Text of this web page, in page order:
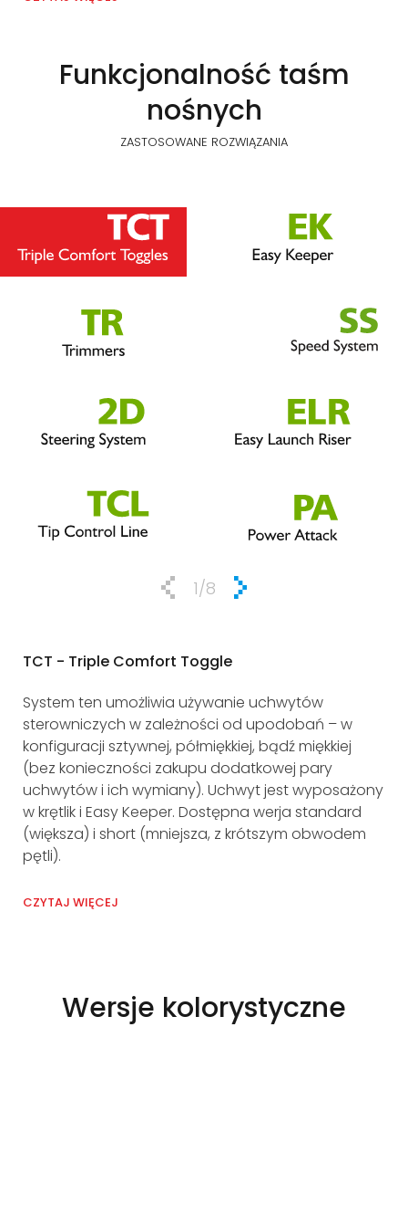
Funkcjonalność taśm
nośnych
ZASTOSOWANE ROZWIĄZANIA
1/8
TCT - Triple Comfort Toggle
System ten umożliwia używanie uchwytów
sterowniczych w zależności od upodobań – w
konfiguracji sztywnej, półmiękkiej, bądź miękkiej
(bez konieczności zakupu dodatkowej pary
uchwytów i ich wymiany). Uchwyt jest wyposażony
w krętlik i Easy Keeper. Dostępna werja standard
(większa) i short (mniejsza, z krótszym obwodem
pętli).
CZYTAJ WIĘCEJ
Wersje kolorystyczne